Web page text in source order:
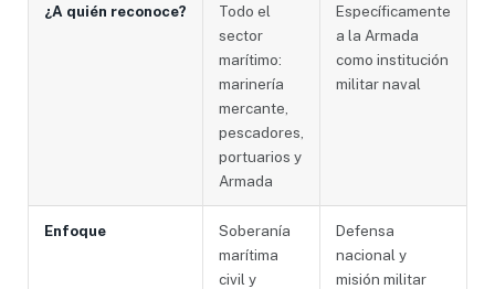
¿A quién reconoce?
Todo el
sector
marítimo:
marinería
mercante,
pescadores,
portuarios y
Armada
Específicamente
a la Armada
como institución
militar naval
Enfoque
Soberanía
marítima
civil y
Defensa
nacional y
misión militar